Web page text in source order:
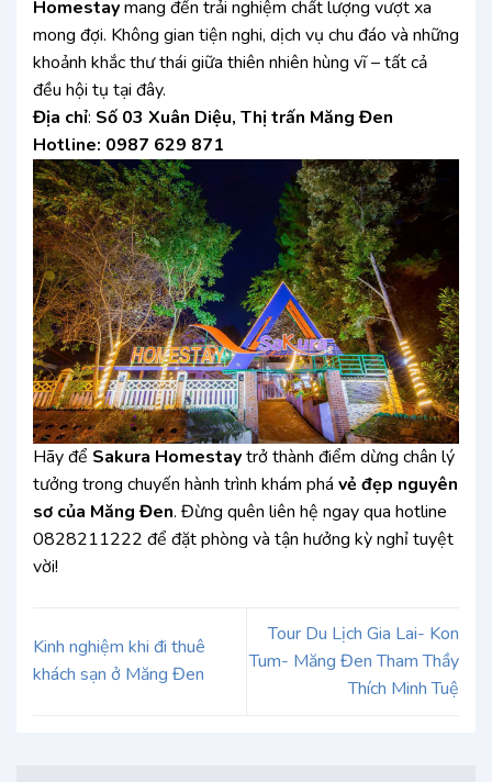
Homestaymang đến trải nghiệm chất lượng vượt xa
mong đợi. Không gian tiện nghi, dịch vụ chu đáo và những
khoảnh khắc thư thái giữa thiên nhiên hùng vĩ – tất cả
đều hội tụ tại đây.
Địa chỉ: Số 03 Xuân Diệu, Thị trấn Măng Đen
Hotline: 0987 629 871
Hãy để Sakura Homestaytrở thành điểm dừng chân lý
tưởng trong chuyến hành trình khám phá vẻ đẹp nguyên
sơ của Măng Đen. Đừng quên liên hệ ngay qua hotline
0828211222 để đặt phòng và tận hưởng kỳ nghỉ tuyệt
vời!
Kinh nghiệm khi đi thuê
khách sạn ở Măng Đen
Tour Du Lịch Gia Lai- Kon
Tum- Măng Đen Tham Thầy
Thích Minh Tuệ